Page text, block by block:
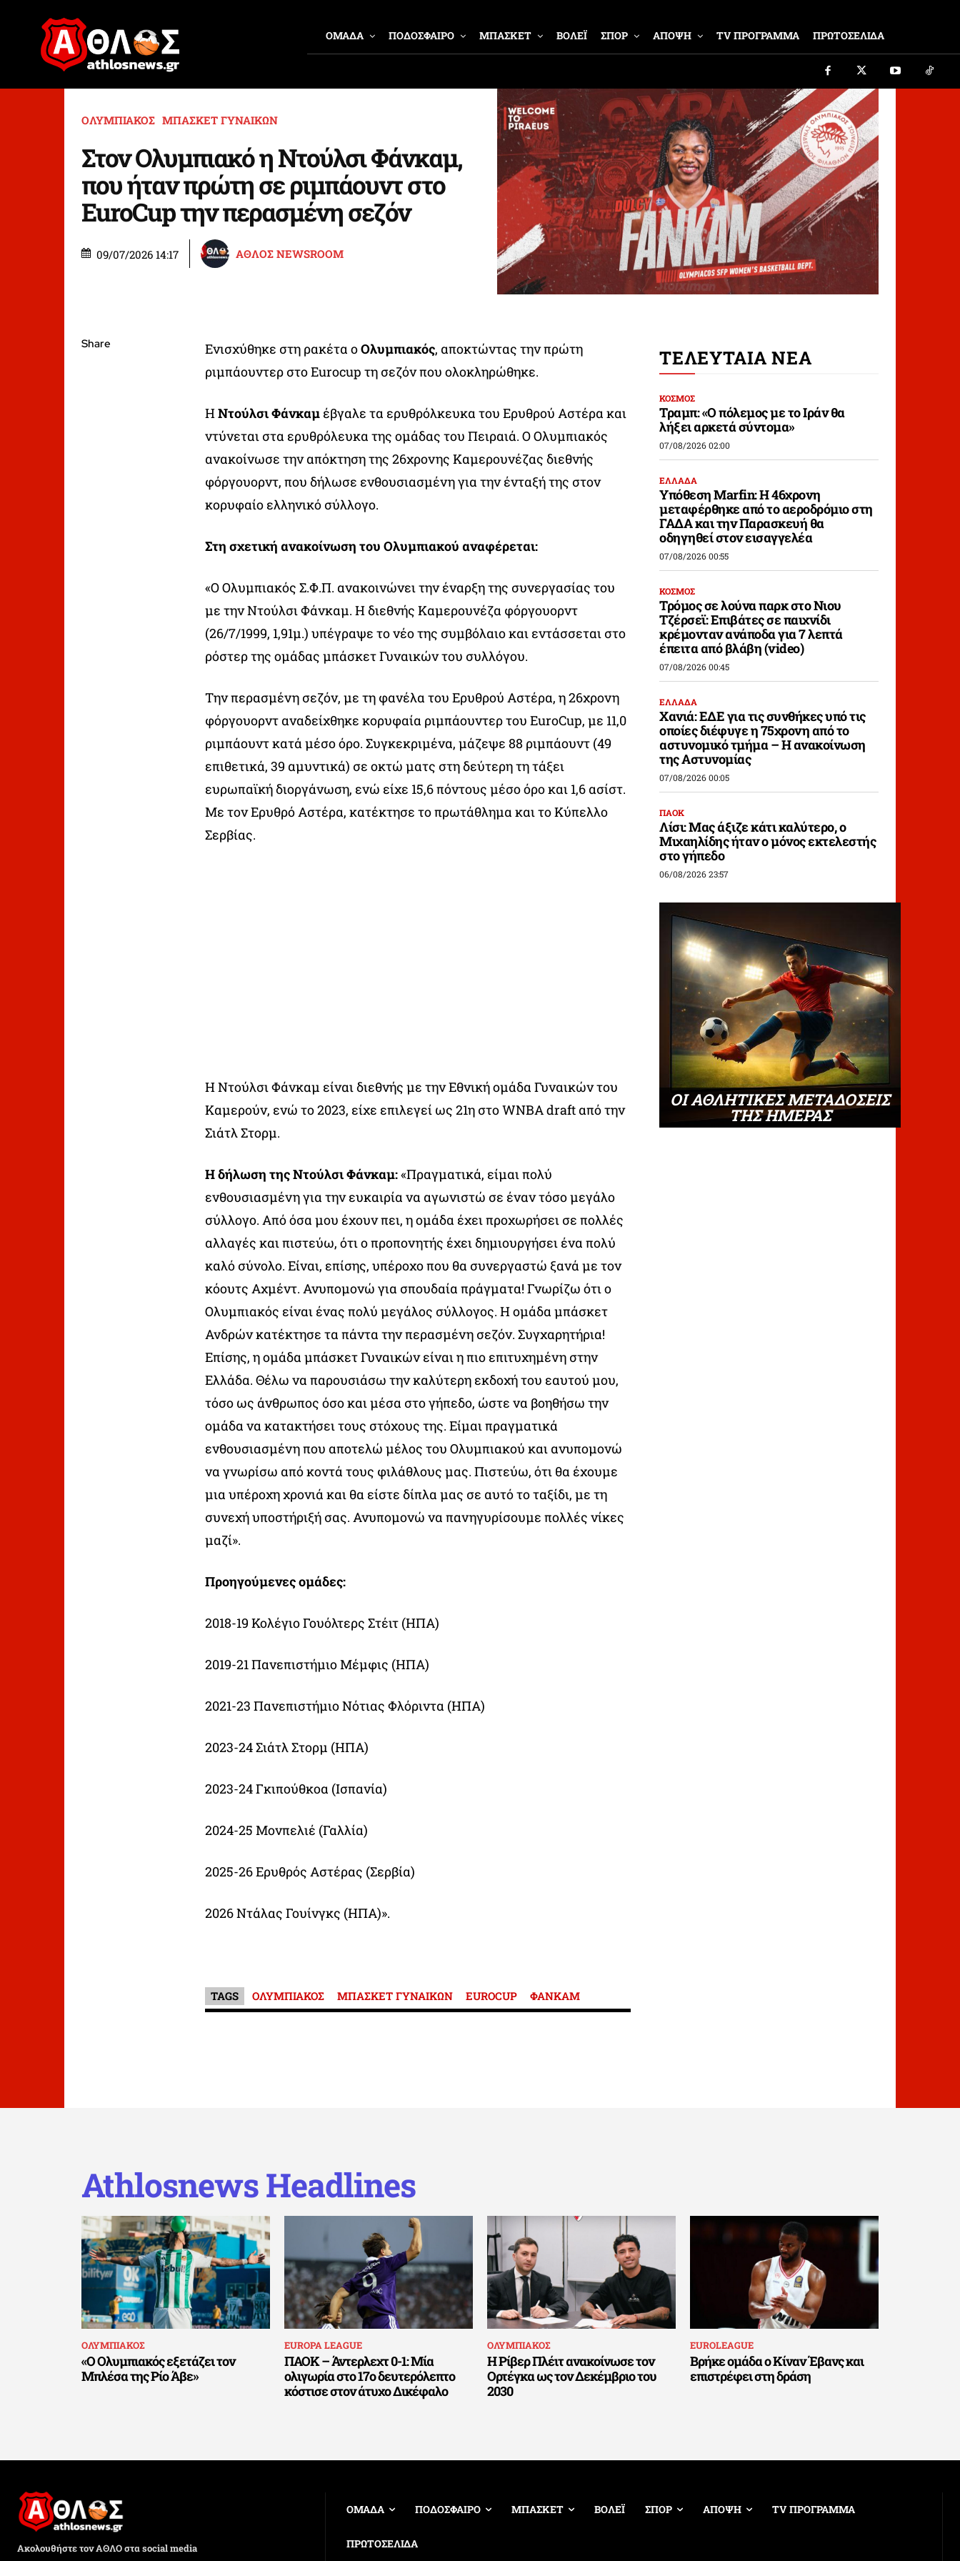
ΟΜΑΔΑ ΠΟΔΟΣΦΑΙΡΟ ΜΠΑΣΚΕΤ ΒΟΛΕΪ ΣΠΟΡ ΑΠΟΨΗ TV ΠΡΟΓΡΑΜΜΑ ΠΡΩΤΟΣΕΛΙΔΑ
ΟΛΥΜΠΙΑΚΟΣ ΜΠΑΣΚΕΤ ΓΥΝΑΙΚΩΝ
Στον Ολυμπιακό η Ντούλσι Φάνκαμ,
που ήταν πρώτη σε ριμπάουντ στο
EuroCup την περασμένη σεζόν
09/07/2026 14:17 ΑΘΛΟΣ NEWSROOM
Share Ενισχύθηκε στη ρακέτα οΟλυμπιακός, αποκτώντας την πρώτη
ριμπάουντερ στο Eurocup τη σεζόν που ολοκληρώθηκε.
ΗΝτούλσι Φάνκαμ έβγαλε τα ερυθρόλκευκα του Ερυθρού Αστέρα και
ντύνεται στα ερυθρόλευκα της ομάδας του Πειραιά. Ο Ολυμπιακός
ανακοίνωσε την απόκτηση της 26χρονης Καμερουνέζας διεθνής
φόργουορντ, που δήλωσε ενθουσιασμένη για την ένταξή της στον
κορυφαίο ελληνικό σύλλογο.
Στη σχετική ανακοίνωση του Ολυμπιακού αναφέρεται:
«Ο Ολυμπιακός Σ.Φ.Π. ανακοινώνει την έναρξη της συνεργασίας του
με την Ντούλσι Φάνκαμ. Η διεθνής Καμερουνέζα φόργουορντ
(26/7/1999, 1,91μ.) υπέγραψε το νέο της συμβόλαιο και εντάσσεται στο
ρόστερ της ομάδας μπάσκετ Γυναικών του συλλόγου.
Την περασμένη σεζόν, με τη φανέλα του Ερυθρού Αστέρα, η 26χρονη
φόργουορντ αναδείχθηκε κορυφαία ριμπάουντερ του EuroCup, με 11,0
ριμπάουντ κατά μέσο όρο. Συγκεκριμένα, μάζεψε 88 ριμπάουντ (49
επιθετικά, 39 αμυντικά) σε οκτώ ματς στη δεύτερη τη τάξει
ευρωπαϊκή διοργάνωση, ενώ είχε 15,6 πόντους μέσο όρο και 1,6 ασίστ.
Με τον Ερυθρό Αστέρα, κατέκτησε το πρωτάθλημα και το Κύπελλο
Σερβίας.
Η Ντούλσι Φάνκαμ είναι διεθνής με την Εθνική ομάδα Γυναικών του
Καμερούν, ενώ το 2023, είχε επιλεγεί ως 21η στο WNBA draft από την
Σιάτλ Στορμ.
Η δήλωση της Ντούλσι Φάνκαμ:«Πραγματικά, είμαι πολύ
ενθουσιασμένη για την ευκαιρία να αγωνιστώ σε έναν τόσο μεγάλο
σύλλογο. Από όσα μου έχουν πει, η ομάδα έχει προχωρήσει σε πολλές
αλλαγές και πιστεύω, ότι ο προπονητής έχει δημιουργήσει ένα πολύ
καλό σύνολο. Είναι, επίσης, υπέροχο που θα συνεργαστώ ξανά με τον
κόουτς Αχμέντ. Ανυπομονώ για σπουδαία πράγματα! Γνωρίζω ότι ο
Ολυμπιακός είναι ένας πολύ μεγάλος σύλλογος. Η ομάδα μπάσκετ
Ανδρών κατέκτησε τα πάντα την περασμένη σεζόν. Συγχαρητήρια!
Επίσης, η ομάδα μπάσκετ Γυναικών είναι η πιο επιτυχημένη στην
Ελλάδα. Θέλω να παρουσιάσω την καλύτερη εκδοχή του εαυτού μου,
τόσο ως άνθρωπος όσο και μέσα στο γήπεδο, ώστε να βοηθήσω την
ομάδα να κατακτήσει τους στόχους της. Είμαι πραγματικά
ενθουσιασμένη που αποτελώ μέλος του Ολυμπιακού και ανυπομονώ
να γνωρίσω από κοντά τους φιλάθλους μας. Πιστεύω, ότι θα έχουμε
μια υπέροχη χρονιά και θα είστε δίπλα μας σε αυτό το ταξίδι, με τη
συνεχή υποστήριξή σας. Ανυπομονώ να πανηγυρίσουμε πολλές νίκες
μαζί».
Προηγούμενες ομάδες:
2018-19 Κολέγιο Γουόλτερς Στέιτ (ΗΠΑ)
2019-21 Πανεπιστήμιο Μέμφις (ΗΠΑ)
2021-23 Πανεπιστήμιο Νότιας Φλόριντα (ΗΠΑ)
2023-24 Σιάτλ Στορμ (ΗΠΑ)
2023-24 Γκιπούθκοα (Ισπανία)
2024-25 Μονπελιέ (Γαλλία)
2025-26 Ερυθρός Αστέρας (Σερβία)
2026 Ντάλας Γουίνγκς (ΗΠΑ)».
TAGS ΟΛΥΜΠΙΑΚΟΣ ΜΠΑΣΚΕΤ ΓΥΝΑΙΚΩΝ EUROCUP ΦΑΝΚΑΜ
ΤΕΛΕΥΤΑΙΑ ΝΕΑ
ΚΟΣΜΟΣ
Τραμπ: «Ο πόλεμος με το Ιράν θα
λήξει αρκετά σύντομα»
07/08/2026 02:00
ΕΛΛΑΔΑ
Υπόθεση Marfin: Η 46χρονη
μεταφέρθηκε από το αεροδρόμιο στη
ΓΑΔΑ και την Παρασκευή θα
οδηγηθεί στον εισαγγελέα
07/08/2026 00:55
ΚΟΣΜΟΣ
Τρόμος σε λούνα παρκ στο Νιου
Τζέρσεϊ: Επιβάτες σε παιχνίδι
κρέμονταν ανάποδα για 7 λεπτά
έπειτα από βλάβη (video)
07/08/2026 00:45
ΕΛΛΑΔΑ
Χανιά: ΕΔΕ για τις συνθήκες υπό τις
οποίες διέφυγε η 75χρονη από το
αστυνομικό τμήμα – Η ανακοίνωση
της Αστυνομίας
07/08/2026 00:05
ΠΑΟΚ
Λίσι: Μας άξιζε κάτι καλύτερο, ο
Μιχαηλίδης ήταν ο μόνος εκτελεστής
στο γήπεδο
06/08/2026 23:57
ΟΙ ΑΘΛΗΤΙΚΕΣ ΜΕΤΑΔΟΣΕΙΣ
ΤΗΣ ΗΜΕΡΑΣ
Athlosnews Headlines
ΟΛΥΜΠΙΑΚΟΣ
«Ο Ολυμπιακός εξετάζει τον
Μπλέσα της Ρίο Άβε»
EUROPA LEAGUE
ΠΑΟΚ – Άντερλεχτ 0-1: Μία
ολιγωρία στο 17ο δευτερόλεπτο
κόστισε στον άτυχο Δικέφαλο
ΟΛΥΜΠΙΑΚΟΣ
Η Ρίβερ Πλέιτ ανακοίνωσε τον
Ορτέγκα ως τον Δεκέμβριο του
2030
EUROLEAGUE
Βρήκε ομάδα ο Κίναν Έβανς και
επιστρέφει στη δράση
Ακολουθήστε τον ΑΘΛΟ στα social media
ΟΜΑΔΑ ΠΟΔΟΣΦΑΙΡΟ ΜΠΑΣΚΕΤ ΒΟΛΕΪ ΣΠΟΡ ΑΠΟΨΗ TV ΠΡΟΓΡΑΜΜΑ
ΠΡΩΤΟΣΕΛΙΔΑ